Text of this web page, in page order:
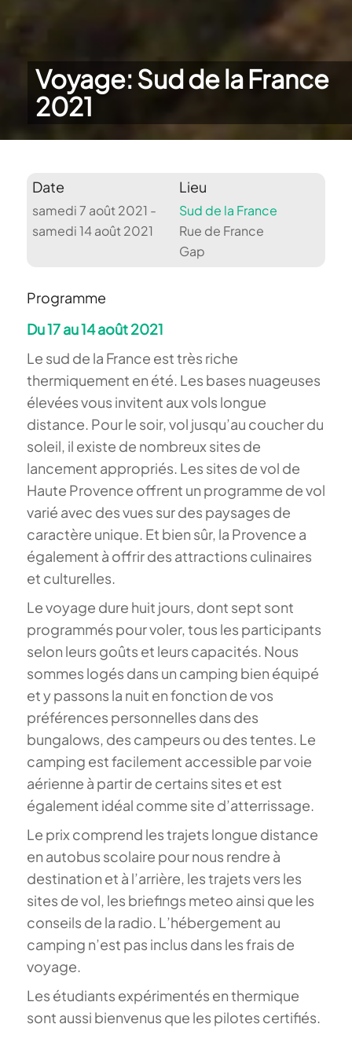
Voyage: Sud de la France
2021
Date
samedi 7 août 2021 -
samedi 14 août 2021
Lieu
Sud de la France
Rue de France
Gap
Programme
Du 17 au 14 août 2021
Le sud de la France est très riche
thermiquement en été. Les bases nuageuses
élevées vous invitent aux vols longue
distance. Pour le soir, vol jusqu’au coucher du
soleil, il existe de nombreux sites de
lancement appropriés. Les sites de vol de
Haute Provence offrent un programme de vol
varié avec des vues sur des paysages de
caractère unique. Et bien sûr, la Provence a
également à offrir des attractions culinaires
et culturelles.
Le voyage dure huit jours, dont sept sont
programmés pour voler, tous les participants
selon leurs goûts et leurs capacités. Nous
sommes logés dans un camping bien équipé
et y passons la nuit en fonction de vos
préférences personnelles dans des
bungalows, des campeurs ou des tentes. Le
camping est facilement accessible par voie
aérienne à partir de certains sites et est
également idéal comme site d’atterrissage.
Le prix comprend les trajets longue distance
en autobus scolaire pour nous rendre à
destination et à l’arrière, les trajets vers les
sites de vol, les briefings meteo ainsi que les
conseils de la radio. L’hébergement au
camping n’est pas inclus dans les frais de
voyage.
Les étudiants expérimentés en thermique
sont aussi bienvenus que les pilotes certifiés.